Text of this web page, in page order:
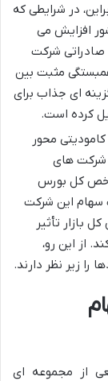
در شرایطی که
افزایش می
صادراتی شرکت
مثبت بین
ای جذاب برای
کرده است.
محور
شرکت های
کل بورس
سهام این شرکت
بازار تأثیر
از این رو،
را زیر نظر دارند.
از مجموعه ای